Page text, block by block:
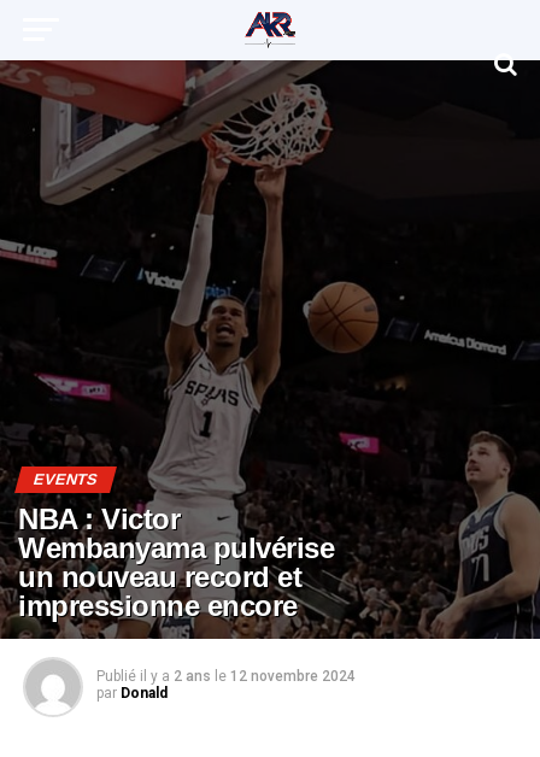
EVENTS
NBA : Victor
Wembanyama pulvérise
un nouveau record et
impressionne encore
Publié il y a 2 ans le 12 novembre 2024
par Donald